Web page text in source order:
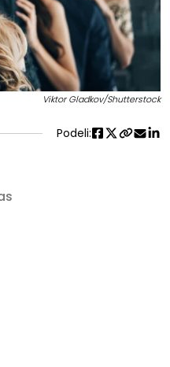
Viktor Gladkov/Shutterstock
Podeli: